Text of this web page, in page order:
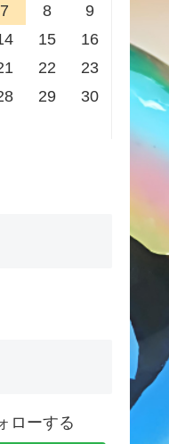
7 8
9
15
16
22
23
29
30
ローする